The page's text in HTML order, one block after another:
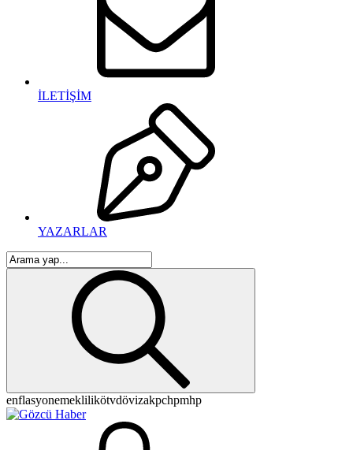
İLETİŞİM
YAZARLAR
enflasyonemeklilikötvdövizakpchpmhp